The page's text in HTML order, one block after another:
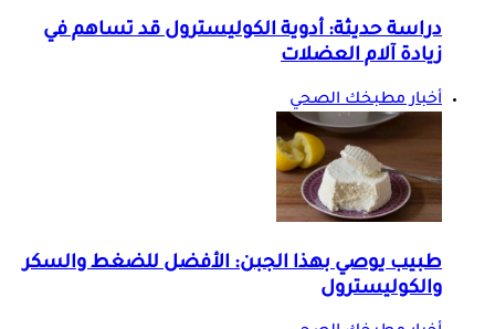
دراسة حديثة: أدوية الكوليسترول قد تساهم في
زيادة آلام العضلات
أخبار مطبخك الصحي
طبيب يوصي بهذا الجبن: الأفضل للضغط والسكر
والكوليسترول